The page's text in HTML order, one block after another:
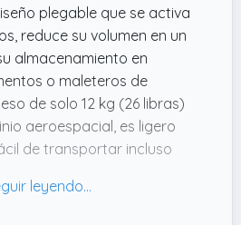
potente de 1200W |
| Neumáticos
Este patinete eléctrico
un motor sin escobillas
una velocidad
capacidad de escalada
permite superar
con facilidad.
plegable que se activa
reduce su volumen en un
almacenamiento en
o maleteros de
de solo 12 kg (26 libras)
aeroespacial, es ligero
de transportar incluso